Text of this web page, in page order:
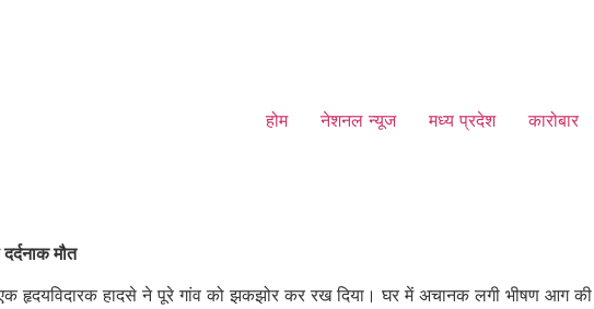
होम नेशनल न्यूज मध्य प्रदेश कारोबार
मौत
एक हृदयविदारक हादसे ने पूरे गांव को झकझोर कर रख दिया। घर में अचानक लगी भीषण आग